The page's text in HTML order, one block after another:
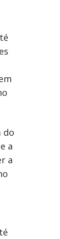
do
a
a